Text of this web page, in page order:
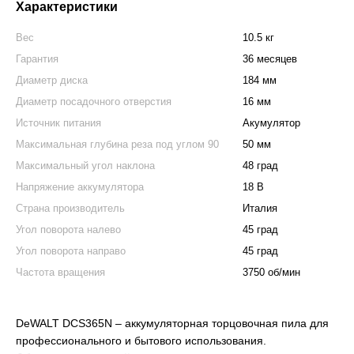
Характеристики
Вес
10.5 кг
Гарантия
36 месяцев
Диаметр диска
184 мм
Диаметр посадочного отверстия
16 мм
Источник питания
Акумулятор
Максимальная глубина реза под углом 90
50 мм
Максимальный угол наклона
48 град
Напряжение аккумулятора
18 В
Страна производитель
Италия
Угол поворота налево
45 град
Угол поворота направо
45 град
Частота вращения
3750 об/мин
DeWALT DCS365N – аккумуляторная торцовочная пила для
профессионального и бытового использования.